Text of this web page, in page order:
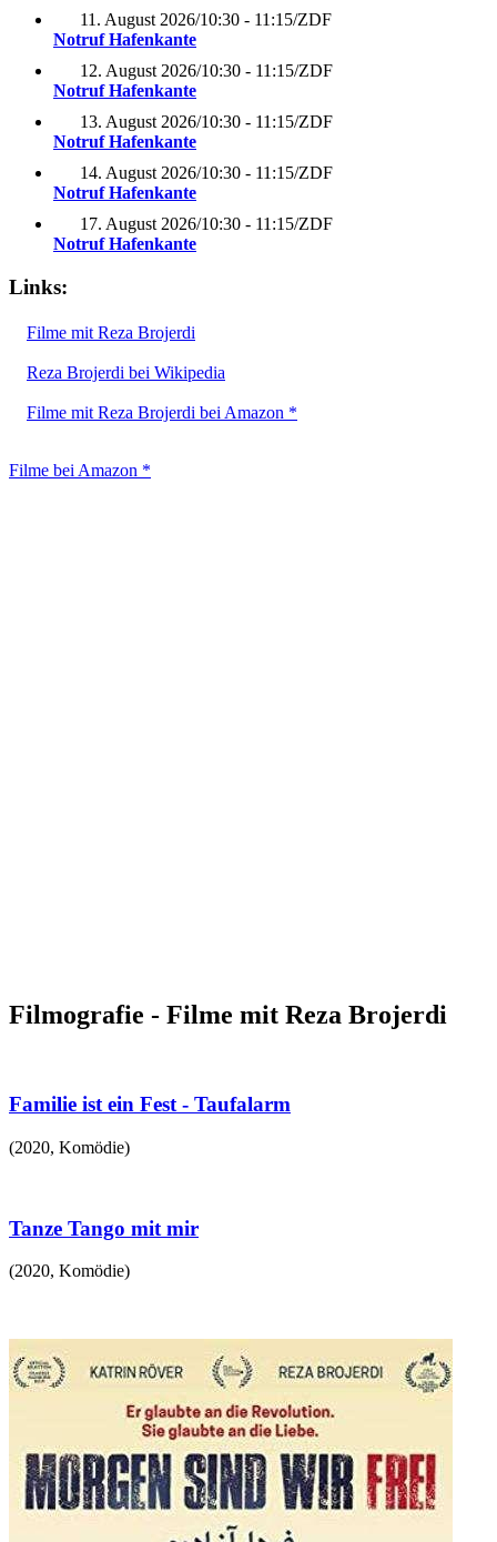
11. August 2026/10:30 - 11:15/ZDF
Notruf Hafenkante
12. August 2026/10:30 - 11:15/ZDF
Notruf Hafenkante
13. August 2026/10:30 - 11:15/ZDF
Notruf Hafenkante
14. August 2026/10:30 - 11:15/ZDF
Notruf Hafenkante
17. August 2026/10:30 - 11:15/ZDF
Notruf Hafenkante
Links:
Filme mit Reza Brojerdi
Reza Brojerdi bei Wikipedia
Filme mit Reza Brojerdi bei Amazon *
Filme bei Amazon *
Filmografie - Filme mit Reza Brojerdi
Familie ist ein Fest - Taufalarm
(2020, Komödie)
Tanze Tango mit mir
(2020, Komödie)